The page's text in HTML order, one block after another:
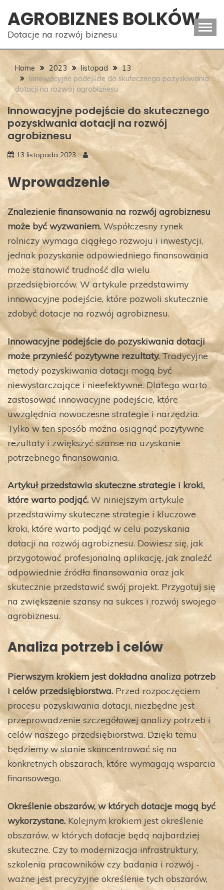
content
AGROBIZNES BOLKÓW
Dotacje na rozwój biznesu
Home 2023 listopad
13
Innowacyjne podejście do skutecznego pozyskiwania
dotacji na rozwój agrobiznesu
Innowacyjne podejście do skutecznego
pozyskiwania dotacji na rozwój
agrobiznesu
13 listopada 2023
Wprowadzenie
Znalezienie finansowania na rozwój agrobiznesu
może być wyzwaniem. Współczesny rynek
rolniczy wymaga ciągłego rozwoju i inwestycji,
jednak pozyskanie odpowiedniego finansowania
może stanowić trudność dla wielu
przedsiębiorców. W artykule przedstawimy
innowacyjne podejście, które pozwoli skutecznie
zdobyć dotacje na rozwój agrobiznesu.
Innowacyjne podejście do pozyskiwania dotacji
może przynieść pozytywne rezultaty.Tradycyjne
metody pozyskiwania dotacji mogą być
niewystarczające i nieefektywne. Dlatego warto
zastosować innowacyjne podejście, które
uwzględnia nowoczesne strategie i narzędzia.
Tylko w ten sposób można osiągnąć pozytywne
rezultaty i zwiększyć szanse na uzyskanie
potrzebnego finansowania.
Artykuł przedstawia skuteczne strategie i kroki,
które warto podjąć. W niniejszym artykule
przedstawimy skuteczne strategie i kluczowe
kroki, które warto podjąć w celu pozyskania
dotacji na rozwój agrobiznesu. Dowiesz się, jak
przygotować profesjonalną aplikację, jak znaleźć
odpowiednie źródła finansowania oraz jak
skutecznie przedstawić swój projekt. Przygotuj się
na zwiększenie szansy na sukces i rozwój swojego
agrobiznesu.
Analiza potrzeb i celów
Pierwszym krokiem jest dokładna analiza potrzeb
i celów przedsiębiorstwa. Przed rozpoczęciem
procesu pozyskiwania dotacji, niezbędne jest
przeprowadzenie szczegółowej analizy potrzeb i
celów naszego przedsiębiorstwa. Dzięki temu
będziemy w stanie skoncentrować się na
konkretnych obszarach, które wymagają wsparcia
finansowego.
Określenie obszarów, w których dotacje mogą być
wykorzystane. Kolejnym krokiem jest określenie
obszarów, w których dotacje będą najbardziej
skuteczne. Czy to modernizacja infrastruktury,
szkolenia pracowników czy badania i rozwój -
ważne jest precyzyjne określenie tych obszarów,